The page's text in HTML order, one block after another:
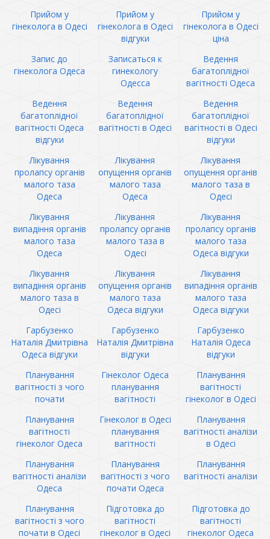
Прийом у
гінеколога в Одесі
Прийом у
гінеколога в Одесі
відгуки
Прийом у
гінеколога в Одесі
ціна
Запис до
гінеколога Одеса
Записаться к
гинекологу
Одесса
Ведення
багатоплідної
вагітності Одеса
Ведення
багатоплідної
вагітності Одеса
відгуки
Ведення
багатоплідної
вагітності в Одесі
Ведення
багатоплідної
вагітності в Одесі
відгуки
Лікування
пролапсу органів
малого таза
Одеса
Лікування
опущення органів
малого таза
Одеса
Лікування
опущення органів
малого таза в
Одесі
Лікування
випадіння органів
малого таза
Одеса
Лікування
пролапсу органів
малого таза в
Одесі
Лікування
пролапсу органів
малого таза
Одеса відгуки
Лікування
випадіння органів
малого таза в
Одесі
Лікування
опущення органів
малого таза
Одеса відгуки
Лікування
випадіння органів
малого таза
Одеса відгуки
Гарбузенко
Наталія Дмитрівна
Одеса відгуки
Гарбузенко
Наталія Дмитрівна
відгуки
Гарбузенко
Наталія Одеса
відгуки
Планування
вагітності з чого
почати
Гінеколог Одеса
планування
вагітності
Планування
вагітності
гінеколог в Одесі
Планування
вагітності
гінеколог Одеса
Гінеколог в Одесі
планування
вагітності
Планування
вагітності аналізи
в Одесі
Планування
вагітності аналізи
Одеса
Планування
вагітності з чого
почати Одеса
Планування
вагітності аналізи
Планування
вагітності з чого
почати в Одесі
Підготовка до
вагітності
гінеколог в Одесі
Підготовка до
вагітності
гінеколог Одеса